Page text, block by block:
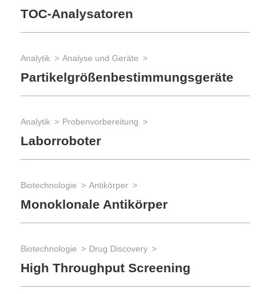
TOC-Analysatoren
Analytik Analyse und Geräte
Partikelgrößenbestimmungsgeräte
Analytik Probenvorbereitung
Laborroboter
Biotechnologie Antikörper
Monoklonale Antikörper
Biotechnologie Drug Discovery
High Throughput Screening